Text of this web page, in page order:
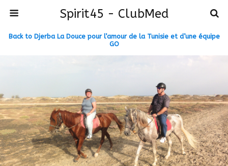
Spirit45 - ClubMed
Back to Djerba La Douce pour l’amour de la Tunisie et d’une équipe
GO